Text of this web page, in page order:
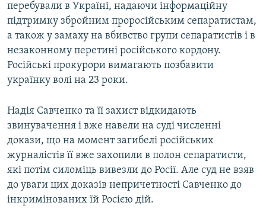
перебували в Україні, надаючи інформаційну
підтримку збройним проросійським сепаратистам,
а також у замаху на вбивство групи сепаратистів і в
незаконному перетині російського кордону.
Російські прокурори вимагають позбавити
українку волі на 23 роки.
Надія Савченко та її захист відкидають
звинувачення і вже навели на суді численні
докази, що на момент загибелі російських
журналістів її вже захопили в полон сепаратисти,
які потім силоміць вивезли до Росії. Але суд не взяв
до уваги цих доказів непричетності Савченко до
інкримінованих їй Росією дій.